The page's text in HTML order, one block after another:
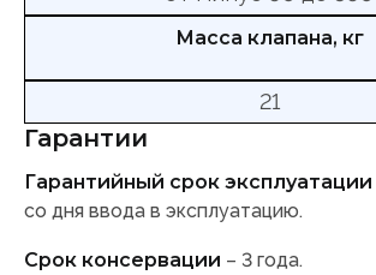
Масса клапана, кг
21
Гарантии
Гарантийный срок эксплуатации
со дня ввода в эксплуатацию.
Срок консервации – 3 года.